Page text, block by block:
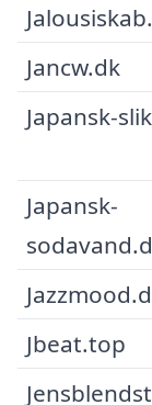
Jancw.dk
Japansk-
Japansk-
Jbeat.top